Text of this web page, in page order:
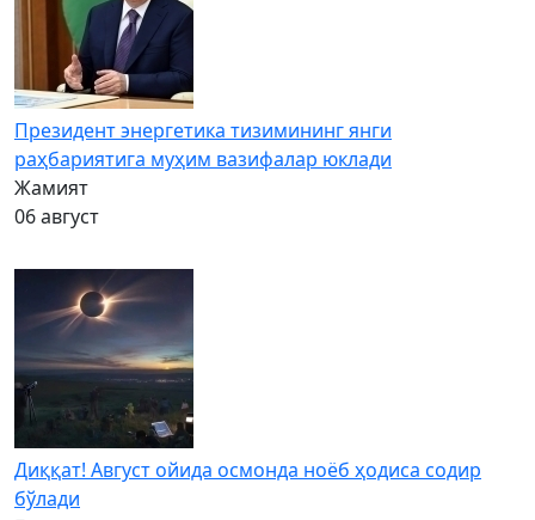
Президент энергетика тизимининг янги
раҳбариятига муҳим вазифалар юклади
Жамият
06 август
Диққат! Август ойида осмонда ноёб ҳодиса содир
бўлади